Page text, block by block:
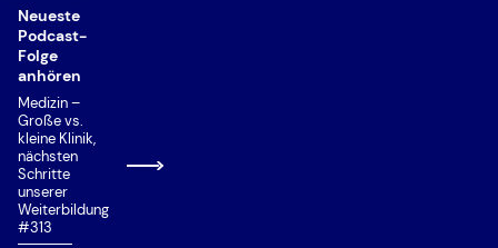
Neueste
Podcast-
Folge
anhören
Medizin –
Große vs.
kleine Klinik,
nächsten
Schritte
unserer
Weiterbildung
#313